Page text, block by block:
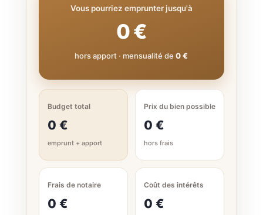
Vous pourriez emprunter jusqu'à
0 €
hors apport · mensualité de0 €
Budget total
0 €
emprunt + apport
Prix du bien possible
0 €
hors frais
Frais de notaire
0 €
Coût des intérêts
0 €